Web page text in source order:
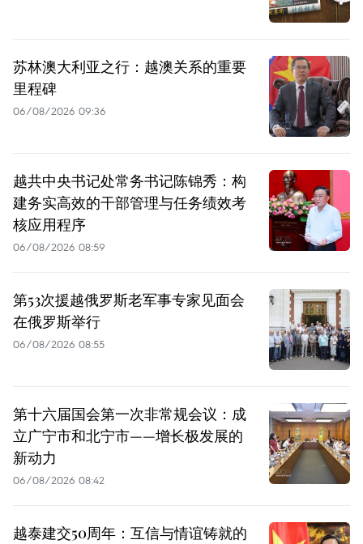
苏林澳大利亚之行：越澳关系的重要
里程碑
06/08/2026 09:36
越共中央书记处常务书记陈锦秀：构
建务实高效的干部管理与任务绩效考
核应用程序
06/08/2026 08:59
第53次援越俄罗斯老军事专家见面会
在俄罗斯举行
06/08/2026 08:55
第十六届国会第一次非常规会议：成
立广宁市和北宁市——增长极发展的
新动力
06/08/2026 08:42
越泰建交50周年：互信与情谊铸就的